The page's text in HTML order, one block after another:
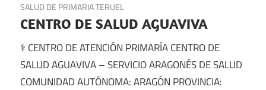
SALUD DE PRIMARIA TERUEL
CENTRO DE SALUD AGUAVIVA
⚕️ CENTRO DE ATENCIÓN PRIMARÍA CENTRO DE
SALUD AGUAVIVA – SERVICIO ARAGONÉS DE SALUD
COMUNIDAD AUTÓNOMA: ARAGÓN PROVINCIA: